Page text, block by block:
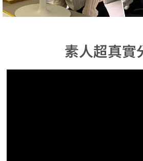
素人超真實